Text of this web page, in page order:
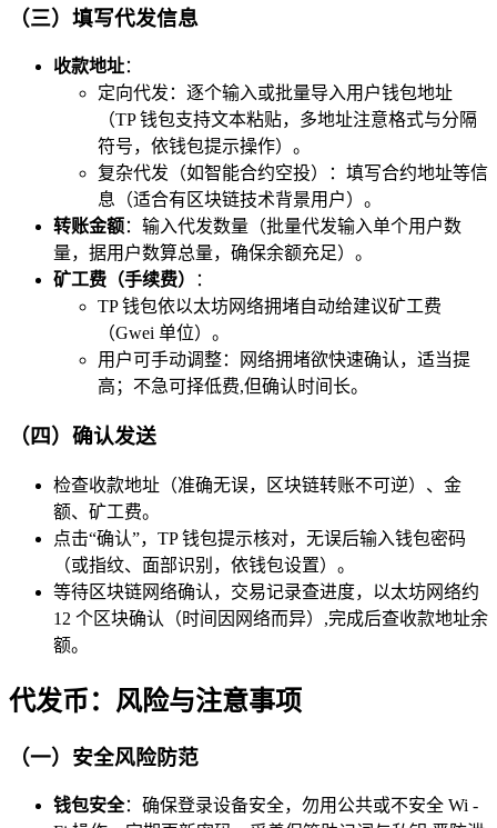
（三）填写代发信息
收款地址：
定向代发：逐个输入或批量导入用户钱包地址
（TP 钱包支持文本粘贴，多地址注意格式与分隔
符号，依钱包提示操作）。
复杂代发（如智能合约空投）：填写合约地址等信
息（适合有区块链技术背景用户）。
转账金额：输入代发数量（批量代发输入单个用户数
量，据用户数算总量，确保余额充足）。
矿工费（手续费）
：
TP 钱包依以太坊网络拥堵自动给建议矿工费
（Gwei 单位）。
用户可手动调整：网络拥堵欲快速确认，适当提
高；不急可择低费,但确认时间长。
（四）确认发送
检查收款地址（准确无误，区块链转账不可逆）、金
额、矿工费。
点击“确认”，TP 钱包提示核对，无误后输入钱包密码
（或指纹、面部识别，依钱包设置）。
等待区块链网络确认，交易记录查进度，以太坊网络约
12 个区块确认（时间因网络而异）,完成后查收款地址余
额。
代发币：风险与注意事项
（一）安全风险防范
钱包安全：确保登录设备安全，勿用公共或不安全 Wi -